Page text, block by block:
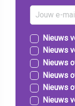
Nieuws
Nieuws
Nieuws
Nieuws
Nieuws
Nieuws